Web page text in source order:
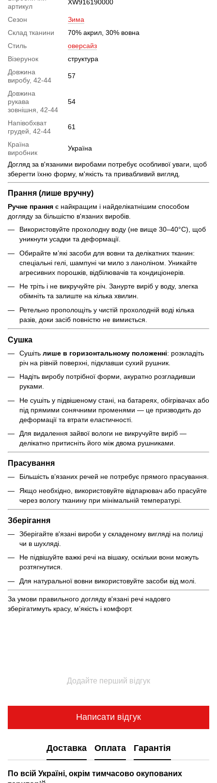
артикул
XW916190000
Сезон
Зима
Склад тканини
70% акрил, 30% вовна
Стиль
оверсайз
Візерунок
структура
Довжина
виробу, 42-44
57
Довжина
рукава
зовнішня, 42-44
54
Напівобхват
грудей, 42-44
61
Країна
виробник
Україна
Догляд за в'язаними виробами потребує особливої уваги, щоб
зберегти їхню форму, м'якість та привабливий вигляд.
Прання (лише вручну)
Ручне прання є найкращим і найделікатнішим способом
догляду за більшістю в'язаних виробів.
Використовуйте прохолодну воду (не вище 30–40°C), щоб
уникнути усадки та деформації.
Обирайте м’які засоби для вовни та делікатних тканин:
спеціальні гелі, шампуні чи мило з ланоліном. Уникайте
агресивних порошків, відбілювачів та кондиціонерів.
Не тріть і не викручуйте річ. Занурте виріб у воду, злегка
обімніть та залиште на кілька хвилин.
Ретельно прополощіть у чистій прохолодній воді кілька
разів, доки засіб повністю не вимиється.
Сушка
Сушіть лише в горизонтальному положенні: розкладіть
річ на рівній поверхні, підклавши сухий рушник.
Надіть виробу потрібної форми, акуратно розгладивши
руками.
Не сушіть у підвішеному стані, на батареях, обігрівачах або
під прямими сонячними променями — це призводить до
деформації та втрати еластичності.
Для видалення зайвої вологи не викручуйте виріб —
делікатно притисніть його між двома рушниками.
Прасування
Більшість в’язаних речей не потребує прямого прасування.
Якщо необхідно, використовуйте відпарювач або прасуйте
через вологу тканину при мінімальній температурі.
Зберігання
Зберігайте в'язані вироби у складеному вигляді на полиці
чи в шухляді.
Не підвішуйте важкі речі на вішаку, оскільки вони можуть
розтягнутися.
Для натуральної вовни використовуйте засоби від молі.
За умови правильного догляду в'язані речі надовго
зберігатимуть красу, м’якість і комфорт.
Додайте перший відгук
Написати відгук
Доставка Оплата Гарантія
По всій Україні, окрім тимчасово окупованих